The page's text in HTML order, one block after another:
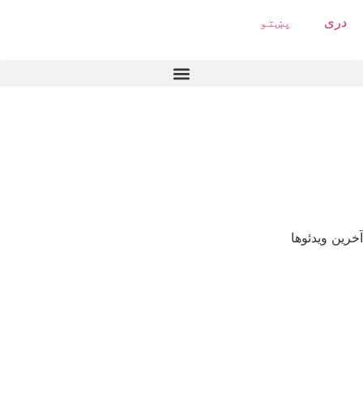
دری پښتو
آخرین ویدئوها